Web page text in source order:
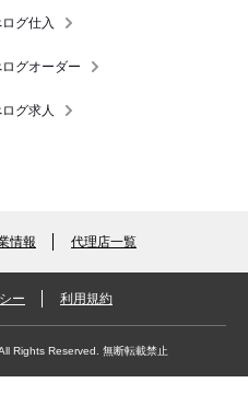
グ仕入
グオーダー
グ求人
情報 代理店一覧
ー 利用規約
Rights Reserved. 無断転載禁止